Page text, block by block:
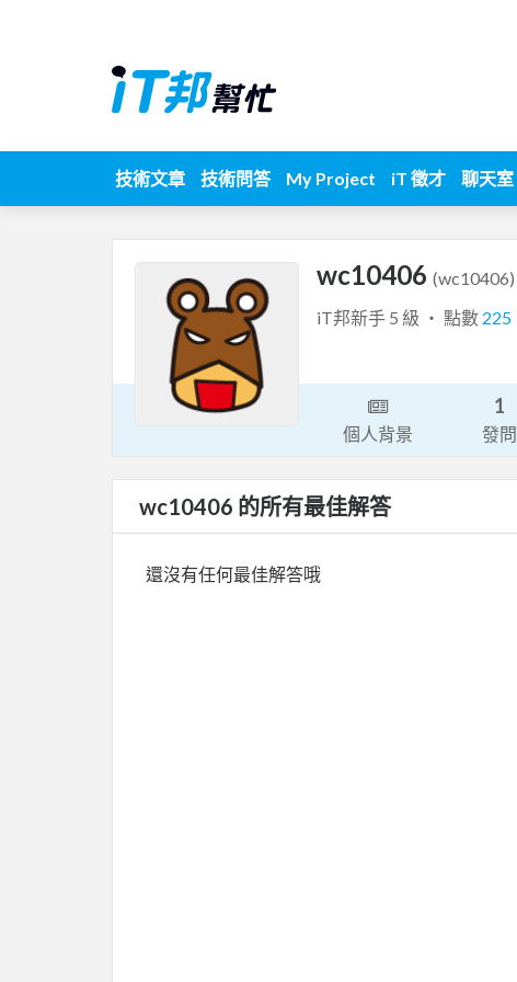
技術文章 技術問答 My Project iT 徵才 聊天室
wc10406 (wc10406)
iT邦新手 5 級 ‧ 點數 225
個人背景
1
發問
wc10406 的所有最佳解答
還沒有任何最佳解答哦